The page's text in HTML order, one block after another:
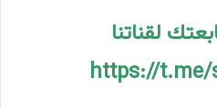
لقناتنا
https://t.me/